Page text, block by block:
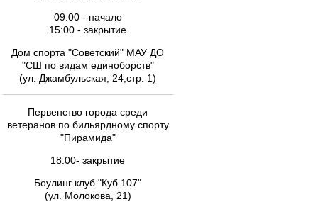
09:00 - начало
15:00 - закрытие
Дом спорта "Советский" МАУ ДО
"СШ по видам единоборств"
(ул. Джамбульская, 24,стр. 1)
Первенство города среди
ветеранов по бильярдному спорту
"Пирамида"
18:00- закрытие
Боулинг клуб "Куб 107"
(ул. Молокова, 21)